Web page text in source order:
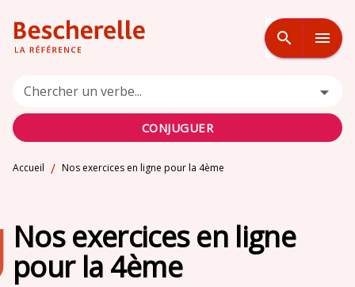
MENU RECHERCHE
PIED DE PAGE
search menu
Chercher un verbe...
CONJUGUER
Accueil / Nos exercices en ligne pour la 4ème
Nos exercices en ligne
pour la 4ème